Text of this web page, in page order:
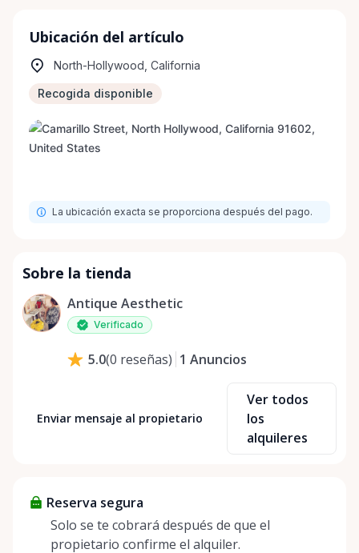
Ubicación del artículo
North-Hollywood, California
Recogida disponible
La ubicación exacta se proporciona después del pago.
Sobre la tienda
Antique Aesthetic
Verificado
5.0(0 reseñas) 1 Anuncios
Enviar mensaje al propietario
Ver todos
los
alquileres
Reserva segura
Solo se te cobrará después de que el
propietario confirme el alquiler.